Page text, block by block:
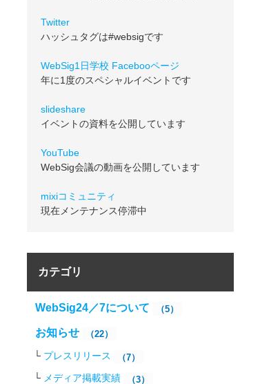
Twitter
ハッシュタグは#websigです
WebSig1日学校 Facebooページ
年に1度のスペシャルイベントです
slideshare
イベントの資料を公開しています
YouTube
WebSig会議の動画を公開しています
mixiコミュニティ
現在メンテナンス停滞中
カテゴリ
WebSig24／7について （5）
お知らせ （22）
プレスリリース （7）
メディア掲載実績 （3）